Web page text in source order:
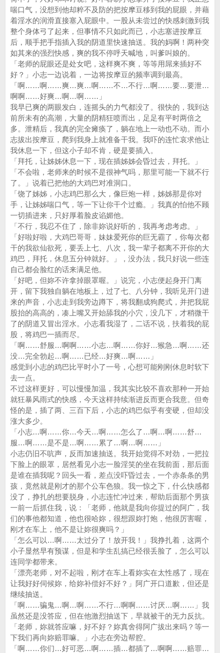
喘口气，没想到他却粹不及防的把按摩豆移到我的屁眼，并藉
着淫水的润滑直接塞入屁眼中。一股从未尝过的快感刺激到我
整个身体弓了起来，但事情不只如此而已，小志塞进按摩豆
后，顺手把手指插入我的阴道里快速抽送。我的妈啊！两种突
如其来的强烈快感，爽的我不停呼天喊地，叫爹叫娘的。
「老师的屁眼还是处女吧，这样爽不爽，等等用屌来插好不
好？」小志一边说着，一边将按摩豆的频率调到最高。
「啊……啊……爽…爽…啊……不…不行…啊……要…要泄…
啊啊……好爽…啊…啊……」
我早已爽的两眼发白，连摇头的力气都没了。很快的，我到达
前所未有的高潮，大量的阴精狂喷而出，足足有平时两倍之
多。泄精后，我真的完全瘫痪了，躺在地上一动也不动。而小
志拔出按摩豆，爬到我身上就准备干我。我吓的连忙哀求他让
我休息一下，但这小子却不肯，硬是要插入。
「拜托，让姊姊休息一下，现在插姊姊会昏过去，拜托。」
「不会啦，老师来的时候不是很神气吗，那里可能一下就不行
了。」说着已把他的大鸡巴对准洞口。
「饶了姊姊，小志鸡巴那么大，像巨炮一样，姊姊那是你对
手，让姊姊喘口气，等一下让你干个过瘾。」我真的怕他不顾
一切插进来，只好厚着脸皮谄媚他。
「不行，我忍不住了，除非妳说好听的，我再考虑考虑。」
「好啦好啦，大鸡巴哥哥，妹妹爱死你的巨无霸了，你每次都
干的我欲仙欲死，要丢上七、八次，我一辈子都离不开你的大
鸡巴，拜托，休息五分钟就好。」，没办法，我只好说一些连
自己都会脸红的话来满足他。
「好吧，但妳不许拿掉眼罩喔。」说完，小志便起身开门离
开，留下我独自躺在地板上，过了七、八分钟，我听见开门进
来的声音，小志走到我旁边蹲下，将我翻成狗爬式，并把我屁
股抬的高高的，凑上嘴又开始舔我的小穴，没几下，才稍微干
了的阴道又冒出淫水。小志看我湿了，二话不说，扶着我的屁
股，将鸡巴一插而尽。
「啊……舒服…啊啊……小志…啊……你好…猴急…啊……还
没…完全勃起…啊……已经…好爽…啊……」
感觉到小志的鸡巴比平时小了一号，心想可能刚刚休息时软下
去一点。
不过这样更好，可以慢慢加温，我其实比较不喜欢那种一开始
就狂暴风雨式的快感，今天这样持续渐进反而更合我意。但奇
怪的是，插了两、三百下后，小志的鸡巴似乎有变硬，但却没
涨大多少。
「小志…啊……你…今天…啊……怎么了…啊…啊……舒…
服…啊……是不是…啊……累了…啊…啊……」
小志仍旧不吭声，反而加速抽送。我开始觉得不对劲，一把拉
下脸上的眼罩，居然看见小志一脸淫笑的坐在我前面，那后面
是谁在插我呢？回头一看，差点没吓昏过去，一个赤条条的男
孩，竟然就是刚才的那个公车色狼。我一惊之下，什么快感都
没了，挣扎的想要脱身，小志连忙冲过来，帮助后面那个男孩
一前一后抓住我，说：「老师，他就是我向你提过的阿广，我
们的事他都知道，他也很哈妳，很想跟妳打炮，他很厉害喔，
刚才在车上，他不是让妳很爽吗？」
「怎么可以…啊……太过分了！放开我！」我挣扎着，这两个
小子显然早有预谋，但是和学生乱搞已经很丢脸了，怎么可以
连同学都带来。
「漂亮老师，对不起啦，刚才在车上看妳实在太性感了，现在
让我好好伺候妳，给妳补偿好不好？」阿广开口道歉，但还是
继续抽送。
「啊……骗鬼…啊…啊……不行…啊啊……讨厌…啊……」我
虽然还是没答应，但在他激烈抽送下，早就被干的无力反抗。
「老师，妳就答应嘛，好不好？妳真舍得阿广拔出来吗？等一
下我们再向妳赔罪嘛。」小志在旁边帮腔。
「啊……你们…好可恶…啊……插…都插了…啊啊……赔罪…